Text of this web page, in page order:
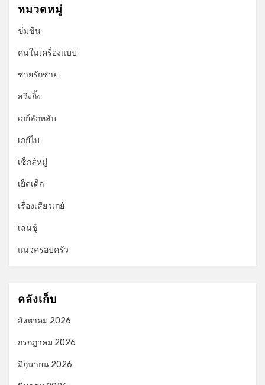
หมวดหมู่
ข่มขืน
คนในเครื่องแบบ
ชายรักชาย
สวิงกิ้ง
เกย์ลักหลับ
เกย์ไบ
เซ็กส์หมู่
เย็ดเด็ก
เรื่องเสียวเกย์
เล่นชู้
แนวครอบครัว
คลังเก็บ
สิงหาคม 2026
กรกฎาคม 2026
มิถุนายน 2026